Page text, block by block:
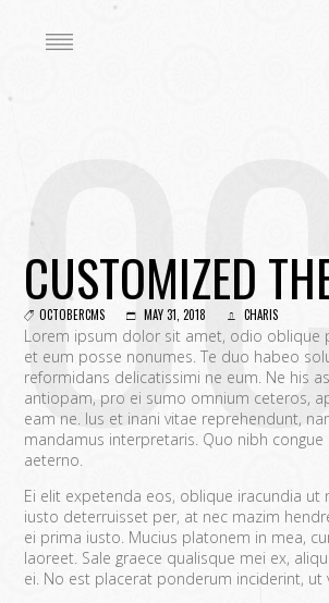
CUSTOMIZED
OCTOBERCMS MAY 31, 2018 CHARIS
Lorem ipsum dolor sit amet, odio oblique
et eum posse nonumes. Te duo habeo
reformidans delicatissimi ne eum. Ne his
antiopam, pro ei sumo omnium ceteros,
eam ne. Ius et inani vitae reprehendunt,
mandamus interpretaris. Quo nibh congue
aeterno.
Ei elit expetenda eos, oblique iracundia ut
iusto deterruisset per, at nec mazim
ei prima iusto. Mucius platonem in mea,
laoreet. Sale graece qualisque mei ex,
ei. No est placerat ponderum inciderint, ut